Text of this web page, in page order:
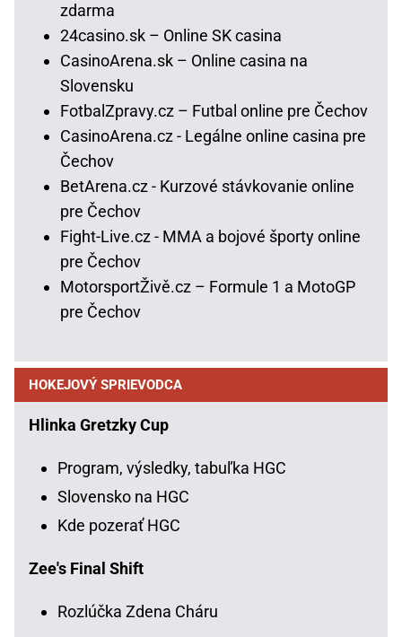
zdarma
24casino.sk – Online SK casina
CasinoArena.sk – Online casina na
Slovensku
FotbalZpravy.cz – Futbal online pre Čechov
CasinoArena.cz - Legálne online casina pre
Čechov
BetArena.cz - Kurzové stávkovanie online
pre Čechov
Fight-Live.cz - MMA a bojové športy online
pre Čechov
MotorsportŽivě.cz – Formule 1 a MotoGP
pre Čechov
HOKEJOVÝ SPRIEVODCA
Hlinka Gretzky Cup
Program, výsledky, tabuľka HGC
Slovensko na HGC
Kde pozerať HGC
Zee's Final Shift
Rozlúčka Zdena Cháru